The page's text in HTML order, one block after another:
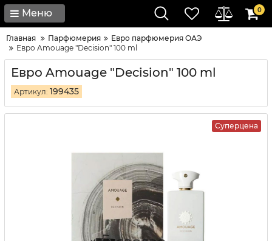
Меню 0
Главная Парфюмерия
Евро парфюмерия ОАЭ
Евро Amouage "Decision" 100 ml
Евро Amouage "Decision" 100 ml
Артикул: 199435
Суперцена